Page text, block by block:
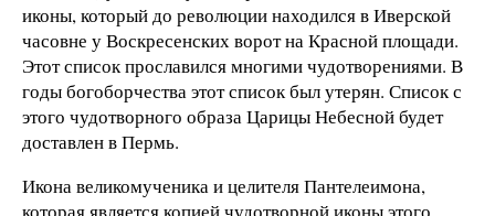
иконы, который до революции находился в Иверской
часовне у Воскресенских ворот на Красной площади.
Этот список прославился многими чудотворениями. В
годы богоборчества этот список был утерян. Список с
этого чудотворного образа Царицы Небесной будет
доставлен в Пермь.
Икона великомученика и целителя Пантелеимона,
которая является копией чудотворной иконы этого